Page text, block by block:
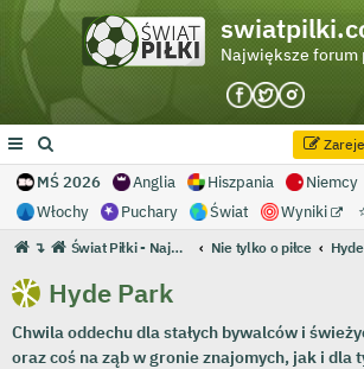
Największe forum
MŚ 2026 Anglia Hiszpania Niemcy
Włochy
Puchary Świat Wyniki
↴ Świat Piłki - Największe forum piłki nożnej Nie tylko o piłce
Hyde Park
Chwila oddechu dla stałych bywalców i
oraz coś na ząb w gronie znajomych, jak i dla